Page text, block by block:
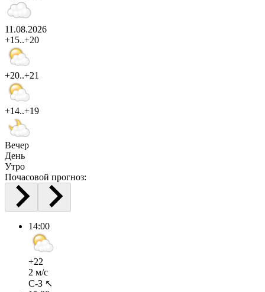
11.08.2026
+15..+20
+20..+21
+14..+19
Вечер
День
Утро
Почасовой прогноз:
14:00
+22
2 м/с
С-З ↖